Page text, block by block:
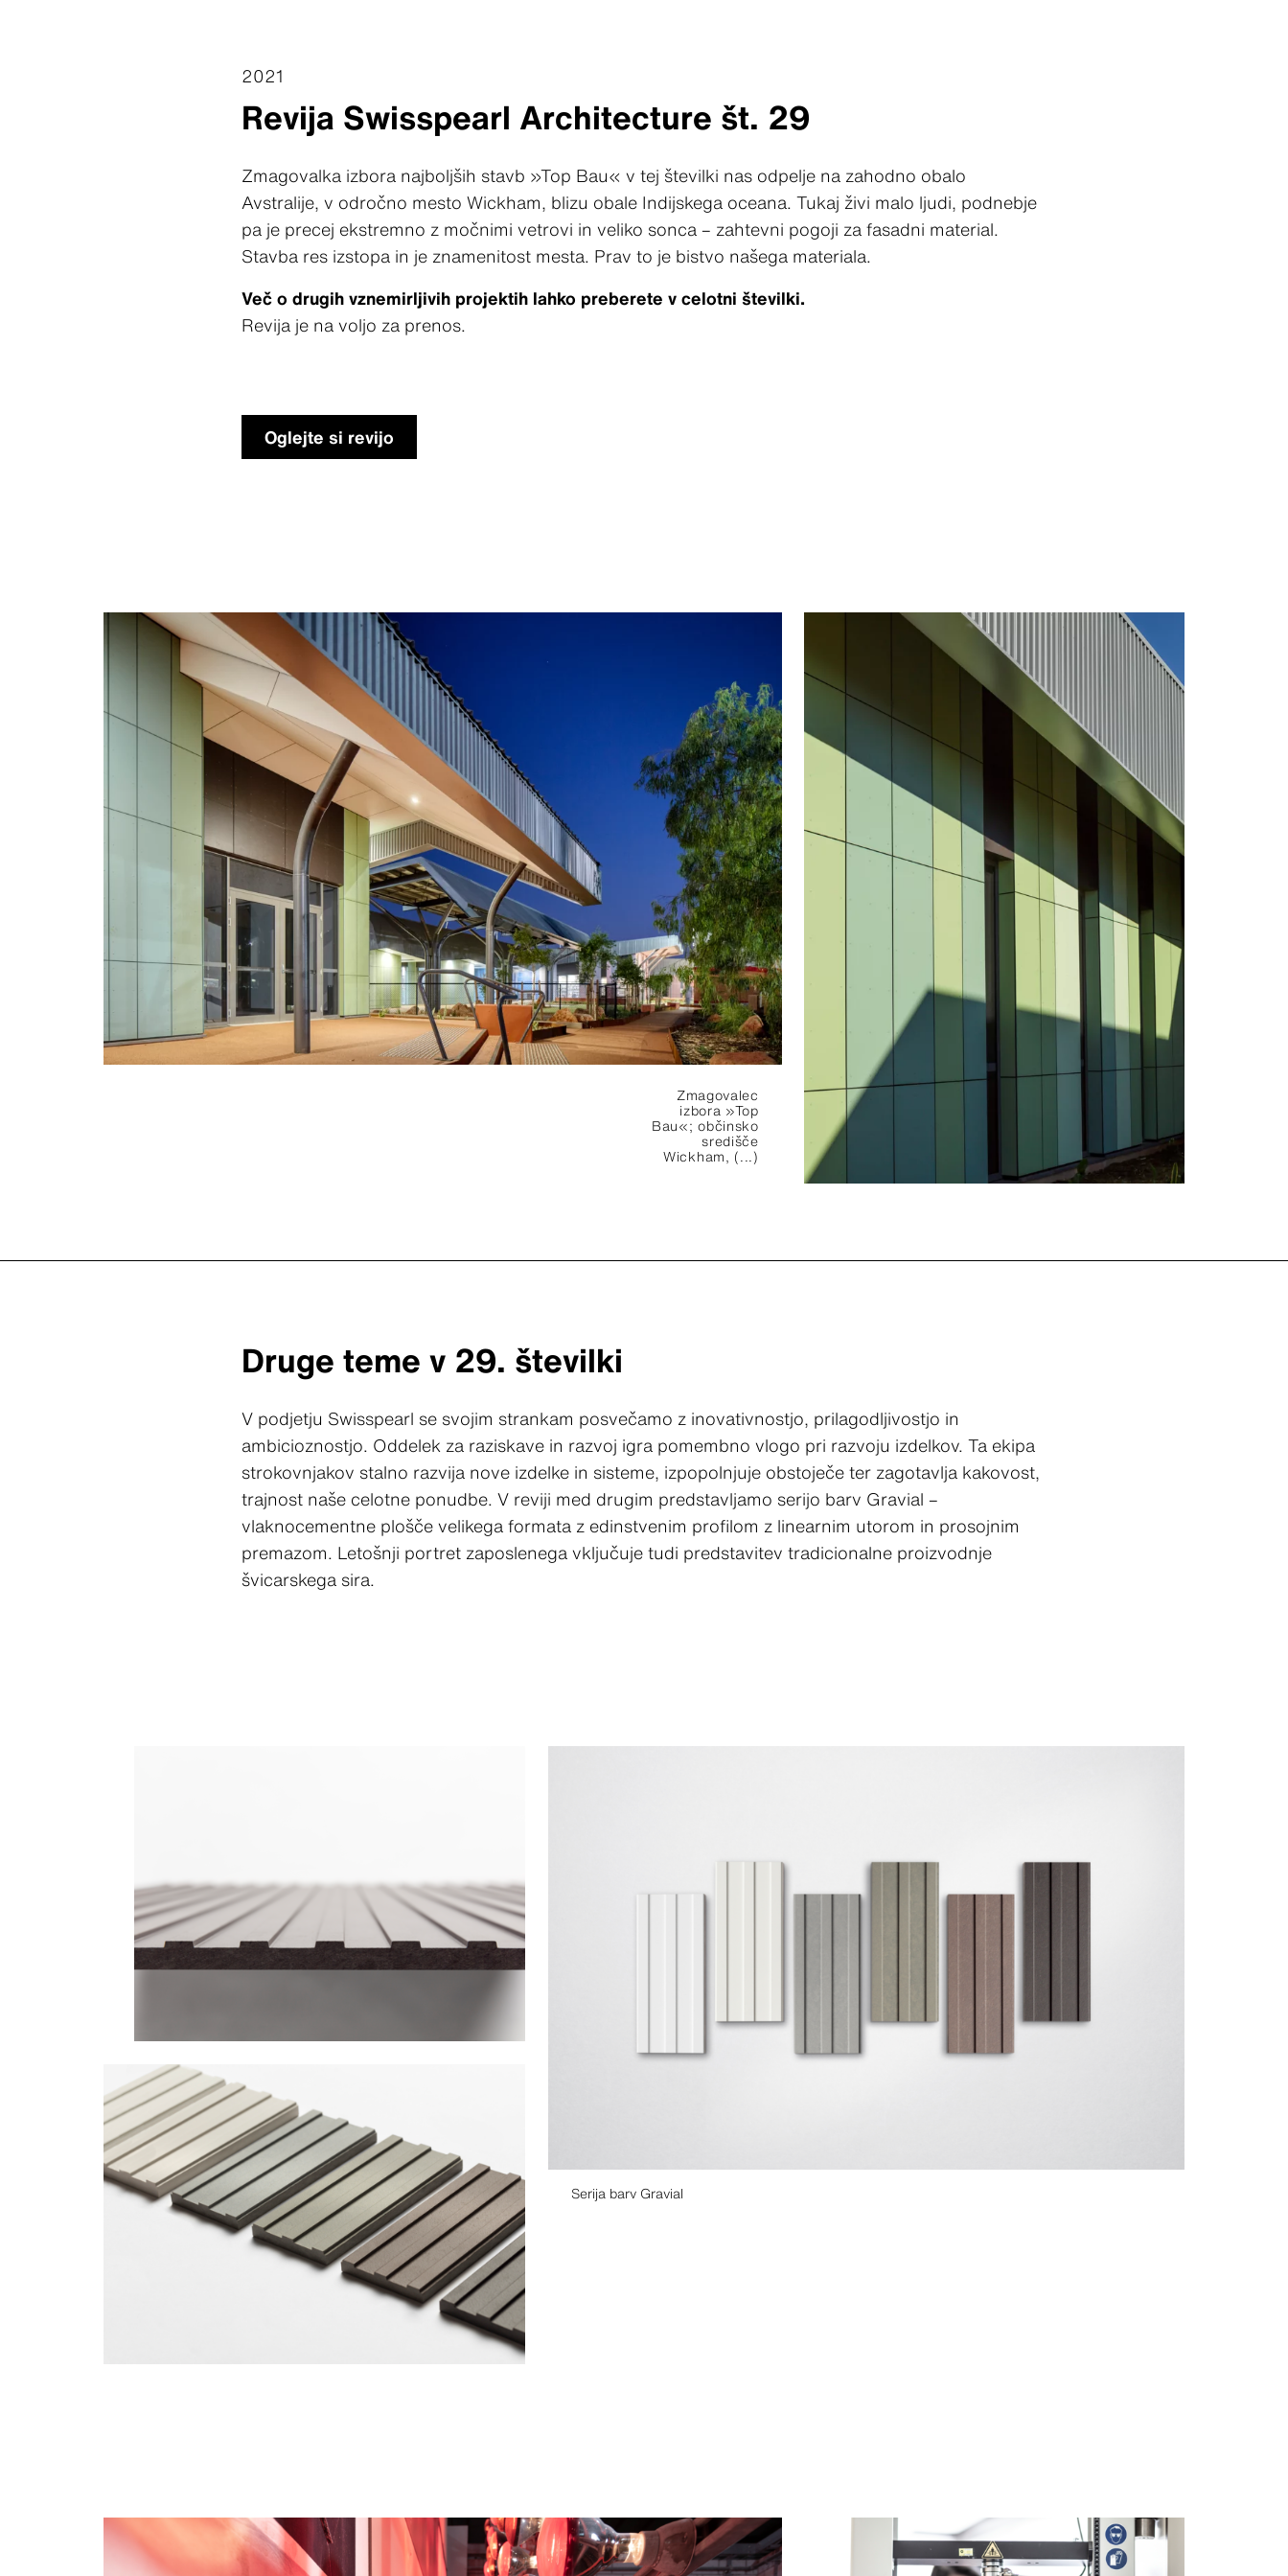
2021
Revija Swisspearl Architecture št. 29
Zmagovalka izbora najboljših stavb »Top Bau« v tej številki nas odpelje na zahodno obalo
Avstralije, v odročno mesto Wickham, blizu obale Indijskega oceana. Tukaj živi malo ljudi, podnebje
pa je precej ekstremno z močnimi vetrovi in veliko sonca – zahtevni pogoji za fasadni material.
Stavba res izstopa in je znamenitost mesta. Prav to je bistvo našega materiala.
Več o drugih vznemirljivih projektih lahko preberete v celotni številki.
Revija je na voljo za prenos.
Oglejte si revijo
Zmagovalec
izbora »Top
Bau«; občinsko
središče
Wickham, (...)
Druge teme v 29. številki
V podjetju Swisspearl se svojim strankam posvečamo z inovativnostjo, prilagodljivostjo in
ambicioznostjo. Oddelek za raziskave in razvoj igra pomembno vlogo pri razvoju izdelkov. Ta ekipa
strokovnjakov stalno razvija nove izdelke in sisteme, izpopolnjuje obstoječe ter zagotavlja kakovost,
trajnost naše celotne ponudbe. V reviji med drugim predstavljamo serijo barv Gravial –
vlaknocementne plošče velikega formata z edinstvenim profilom z linearnim utorom in prosojnim
premazom. Letošnji portret zaposlenega vključuje tudi predstavitev tradicionalne proizvodnje
švicarskega sira.
Serija barv Gravial